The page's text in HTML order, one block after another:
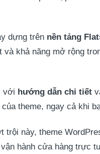
dựng trên nền tảng
và khả năng mở rộng
với hướng dẫn chi tiết
theme, ngay cả khi
này, theme
hành cửa hàng trực